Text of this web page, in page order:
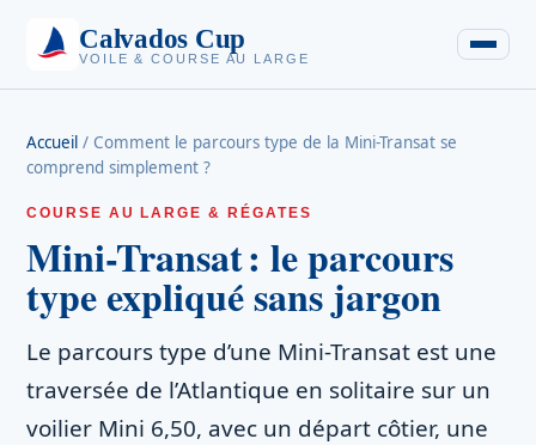
Calvados Cup
VOILE & COURSE AU LARGE
Accueil / Comment le parcours type de la Mini-Transat se
comprend simplement ?
COURSE AU LARGE & RÉGATES
Mini-Transat : le parcours
type expliqué sans jargon
Le parcours type d’une Mini-Transat est une
traversée de l’Atlantique en solitaire sur un
voilier Mini 6,50, avec un départ côtier, une